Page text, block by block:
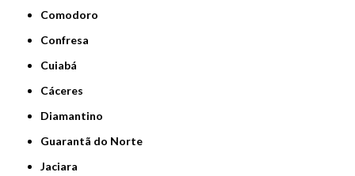
Comodoro
Confresa
Cuiabá
Cáceres
Diamantino
Guarantã do Norte
Jaciara